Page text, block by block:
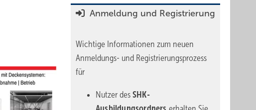
Anmeldung und Registrierung
Wichtige Informationen zum neuen
Anmeldungs- und Registrierungsprozess
für
Nutzer des SHK-